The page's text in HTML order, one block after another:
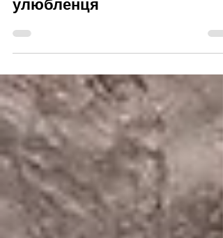
турбота чи пастка для
улюбленця